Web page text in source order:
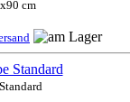
cm